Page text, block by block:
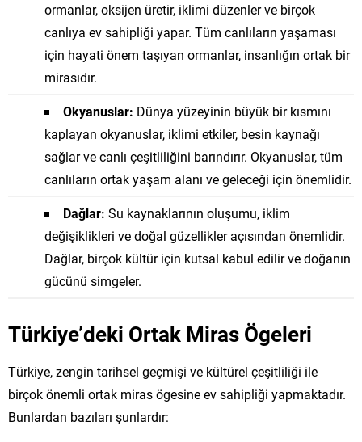
ormanlar, oksijen üretir, iklimi düzenler ve birçok
canlıya ev sahipliği yapar. Tüm canlıların yaşaması
için hayati önem taşıyan ormanlar, insanlığın ortak bir
mirasıdır.
Okyanuslar: Dünya yüzeyinin büyük bir kısmını
kaplayan okyanuslar, iklimi etkiler, besin kaynağı
sağlar ve canlı çeşitliliğini barındırır. Okyanuslar, tüm
canlıların ortak yaşam alanı ve geleceği için önemlidir.
Dağlar: Su kaynaklarının oluşumu, iklim
değişiklikleri ve doğal güzellikler açısından önemlidir.
Dağlar, birçok kültür için kutsal kabul edilir ve doğanın
gücünü simgeler.
Türkiye’deki Ortak Miras Ögeleri
Türkiye, zengin tarihsel geçmişi ve kültürel çeşitliliği ile
birçok önemli ortak miras ögesine ev sahipliği yapmaktadır.
Bunlardan bazıları şunlardır: